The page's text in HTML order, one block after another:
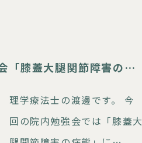
院内勉強会「膝蓋大腿関節障害の病態」
理学療法士の渡邊です。 今
回の院内勉強会では「膝蓋大